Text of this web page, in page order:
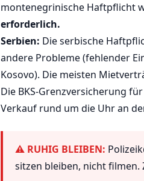
montenegrinische Haftpflicht
erforderlich.
Serbien: Die serbische
andere Probleme (fehlender
Kosovo). Die meisten
Die BKS-Grenzversicherung
Verkauf rund um die Uhr an
⚠ RUHIG BLEIBEN:
sitzen bleiben, nicht